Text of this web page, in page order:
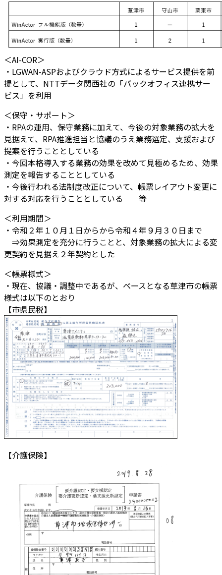
＜AI-COR＞
・LGWAN-ASPおよびクラウド方式によるサービス提供を前
提として、NTTデータ関西社の「バックオフィス連携サー
ビス」を利用
＜保守・サポート＞
・RPAの運用、保守業務に加えて、今後の対象業務の拡大を
見据えて、RPA推進担当と協議のうえ業務選定、支援および
提案を行うこととしている
・今回本格導入する業務の効果を改めて見極めるため、効果
測定を報告することとしている
・今後行われる法制度改正について、帳票レイアウト変更に
対する対応を行うこととしている 等
＜利用期間＞
・令和２年１０月１日からから令和４年９月３０日まで
⇒効果測定を充分に行うことと、対象業務の拡大による変
更契約を見据え２年契約とした
＜帳票様式＞
・現在、協議・調整中であるが、ベースとなる草津市の帳票
様式は以下のとおり
【市県民税】
【介護保険】